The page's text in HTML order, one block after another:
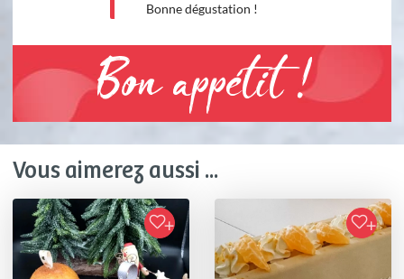
Bonne dégustation !
Bon appétit !
Vous aimerez aussi ...